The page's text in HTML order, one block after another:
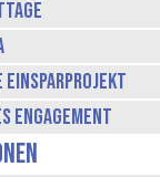
Einsparprojekt
Engagement